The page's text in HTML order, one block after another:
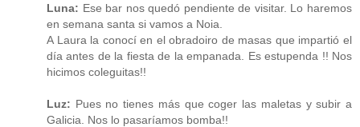
Luna: Ese bar nos quedó pendiente de visitar. Lo haremos
en semana santa si vamos a Noia.
A Laura la conocí en el obradoiro de masas que impartió el
día antes de la fiesta de la empanada. Es estupenda !! Nos
hicimos coleguitas!!
Luz: Pues no tienes más que coger las maletas y subir a
Galicia. Nos lo pasaríamos bomba!!